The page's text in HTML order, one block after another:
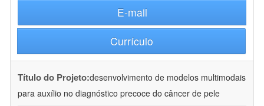
E-mail
Currículo
Título do Projeto:desenvolvimento de modelos multimodais
para auxílio no diagnóstico precoce do câncer de pele